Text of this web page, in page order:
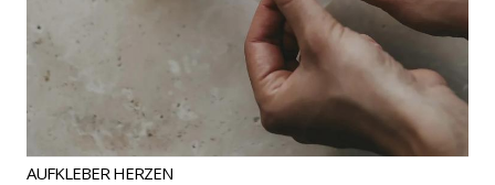
AUFKLEBER HERZEN